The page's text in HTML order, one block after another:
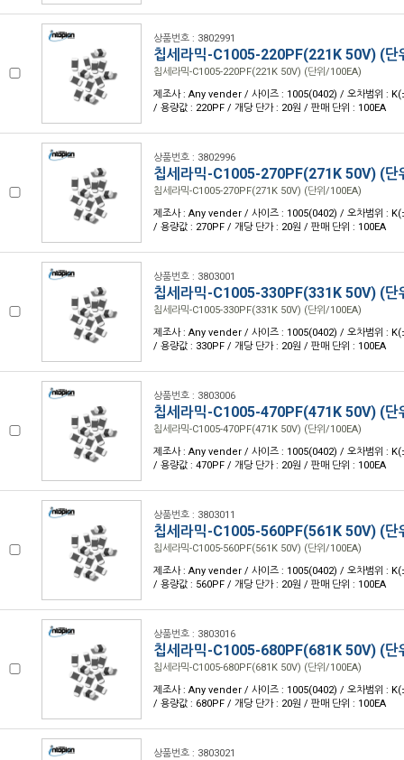
상품번호 : 3802991
칩세라믹-C1005-220PF(221K 50V) (단
칩세라믹-C1005-220PF(221K 50V) (단위/100EA)
제조사 : Any vender / 사이즈 : 1005(0402) / 오차범위 :
/ 용량값 : 220PF / 개당 단가 : 20원 / 판매 단위 : 100EA
상품번호 : 3802996
칩세라믹-C1005-270PF(271K 50V) (단
칩세라믹-C1005-270PF(271K 50V) (단위/100EA)
제조사 : Any vender / 사이즈 : 1005(0402) / 오차범위 :
/ 용량값 : 270PF / 개당 단가 : 20원 / 판매 단위 : 100EA
상품번호 : 3803001
칩세라믹-C1005-330PF(331K 50V) (단
칩세라믹-C1005-330PF(331K 50V) (단위/100EA)
제조사 : Any vender / 사이즈 : 1005(0402) / 오차범위 :
/ 용량값 : 330PF / 개당 단가 : 20원 / 판매 단위 : 100EA
상품번호 : 3803006
칩세라믹-C1005-470PF(471K 50V) (단
칩세라믹-C1005-470PF(471K 50V) (단위/100EA)
제조사 : Any vender / 사이즈 : 1005(0402) / 오차범위 :
/ 용량값 : 470PF / 개당 단가 : 20원 / 판매 단위 : 100EA
상품번호 : 3803011
칩세라믹-C1005-560PF(561K 50V) (단
칩세라믹-C1005-560PF(561K 50V) (단위/100EA)
제조사 : Any vender / 사이즈 : 1005(0402) / 오차범위 :
/ 용량값 : 560PF / 개당 단가 : 20원 / 판매 단위 : 100EA
상품번호 : 3803016
칩세라믹-C1005-680PF(681K 50V) (단
칩세라믹-C1005-680PF(681K 50V) (단위/100EA)
제조사 : Any vender / 사이즈 : 1005(0402) / 오차범위 :
/ 용량값 : 680PF / 개당 단가 : 20원 / 판매 단위 : 100EA
상품번호 : 3803021